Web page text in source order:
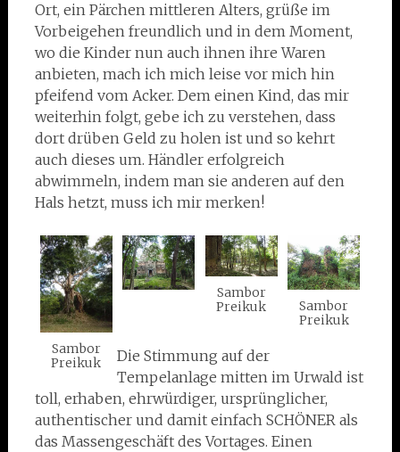
Ort, ein Pärchen mittleren Alters, grüße im
Vorbeigehen freundlich und in dem Moment,
wo die Kinder nun auch ihnen ihre Waren
anbieten, mach ich mich leise vor mich hin
pfeifend vom Acker. Dem einen Kind, das mir
weiterhin folgt, gebe ich zu verstehen, dass
dort drüben Geld zu holen ist und so kehrt
auch dieses um. Händler erfolgreich
abwimmeln, indem man sie anderen auf den
Hals hetzt, muss ich mir merken!
Sambor
Preikuk
Sambor
Preikuk
Sambor
Preikuk
Die Stimmung auf der
Tempelanlage mitten im Urwald ist
toll, erhaben, ehrwürdiger, ursprünglicher,
authentischer und damit einfach SCHÖNER als
das Massengeschäft des Vortages. Einen